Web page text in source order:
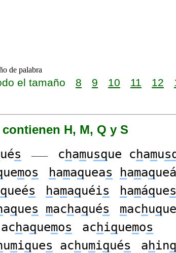
de palabra
el tamaño 8 9 10 11 12
H, M, Q y S
ués —— chamusque chamu
uemos hamaqueas hamaqueá
queés hamaquéis hamáques
aques machaqués machuque
achaquemos achiquemos
umiques achumiqués ahinq